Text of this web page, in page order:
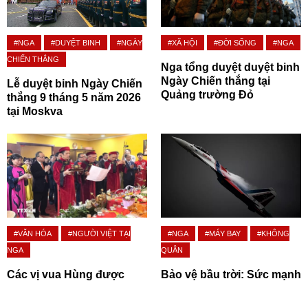
#NGA #DUYỆT BINH
#NGÀY
CHIẾN THẮNG
Lễ duyệt binh Ngày Chiến
thắng 9 tháng 5 năm 2026
tại Moskva
#XÃ HỘI #ĐỜI SỐNG #NGA
Nga tổng duyệt duyệt binh
Ngày Chiến thắng tại
Quảng trường Đỏ
#VĂN HÓA
#NGƯỜI VIỆT TẠI
NGA
Các vị vua Hùng được
#NGA #MÁY BAY
#KHÔNG
QUÂN
Bảo vệ bầu trời: Sức mạnh